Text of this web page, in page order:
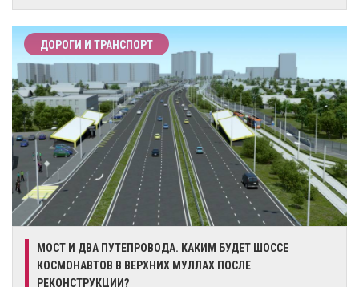
ДОРОГИ И ТРАНСПОРТ
МОСТ И ДВА ПУТЕПРОВОДА. КАКИМ БУДЕТ ШОССЕ
КОСМОНАВТОВ В ВЕРХНИХ МУЛЛАХ ПОСЛЕ
РЕКОНСТРУКЦИИ?